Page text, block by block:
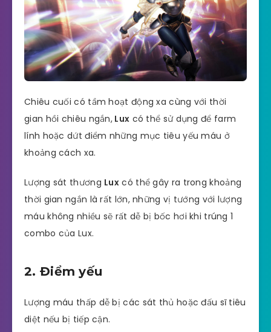
Chiêu cuối có tầm hoạt động xa cùng với thời
gian hồi chiêu ngắn, Lux có thể sử dụng để farm
lính hoặc dứt điểm những mục tiêu yếu máu ở
khoảng cách xa.
Lượng sát thương Lux có thể gây ra trong khoảng
thời gian ngắn là rất lớn, những vị tướng với lượng
máu không nhiều sẽ rất dễ bị bốc hơi khi trúng 1
combo của Lux.
2. Điểm yếu
Lượng máu thấp dễ bị các sát thủ hoặc đấu sĩ tiêu
diệt nếu bị tiếp cận.